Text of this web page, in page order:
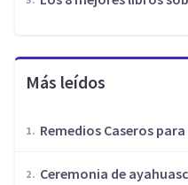
Más leídos
Remedios Caseros
Ceremonia de